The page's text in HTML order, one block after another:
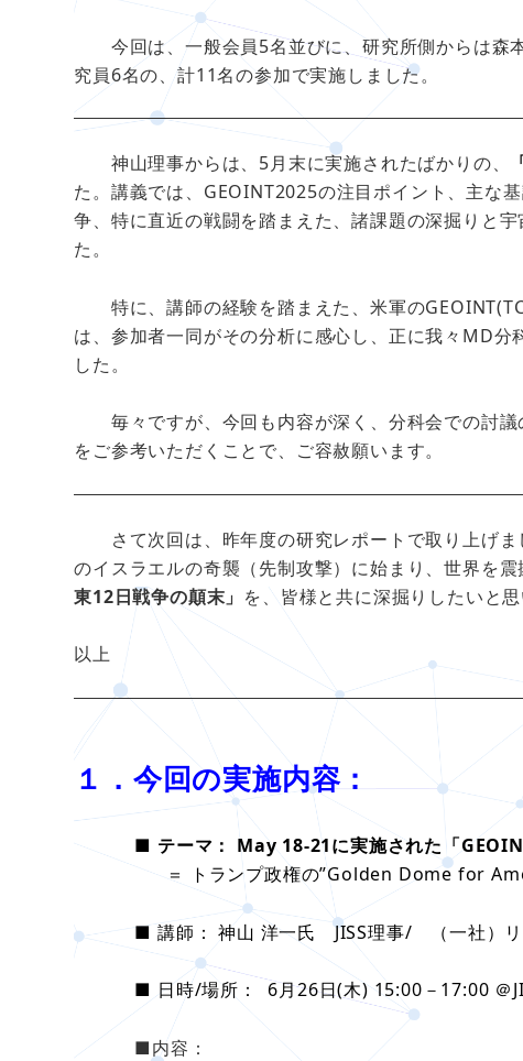
今回は、一般会員5名並びに、研究所側からは森
究員6名の、計11名の参加で実施しました。
神山理事からは、5月末に実施されたばかりの、
た。講義では、GEOINT2025の注目ポイント、主な
争、特に直近の戦闘を踏まえた、諸課題の深掘りと
た。
特に、講師の経験を踏まえた、米軍の
は、参加者一同がその分析に感心し、正に我々MD
した。
毎々ですが、今回も内容が深く、分科会での討議
をご参考いただくことで、ご容赦願います。
さて次回は、昨年度の研究レポートで取り上げま
のイスラエルの奇襲（先制攻撃）に始まり、世界を
東12日戦争の顛末」 を、皆様と共に深掘りしたいと思
以上
１．今回の実施内容：
■ テーマ： May 18-21に実施された「
＝ トランプ政権の”Golden Dome for
■ 講師： 神山 洋一氏 JISS理事/ （一社）リ
■ 日時/場所： 6月26日(木) 15:00－17:00 ＠
■内容：